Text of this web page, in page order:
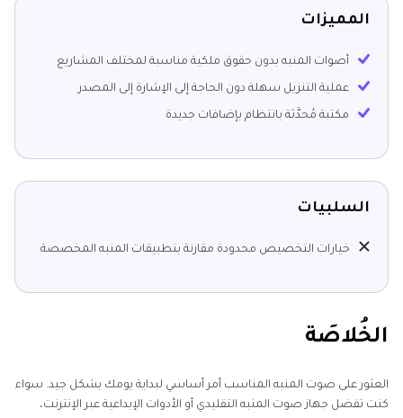
المميزات
أصوات المنبه بدون حقوق ملكية مناسبة لمختلف المشاريع
عملية التنزيل سهلة دون الحاجة إلى الإشارة إلى المصدر
مكتبة مُحدَّثة بانتظام بإضافات جديدة
السلبيات
خيارات التخصيص محدودة مقارنة بتطبيقات المنبه المخصصة
الخُلاصَة
العثور على صوت المنبه المناسب أمر أساسي لبداية يومك بشكل جيد. سواء
كنت تفضل جهاز صوت المنبه التقليدي أو الأدوات الإبداعية عبر الإنترنت،